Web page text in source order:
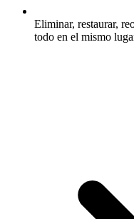
Eliminar, restaurar,
todo en el mismo